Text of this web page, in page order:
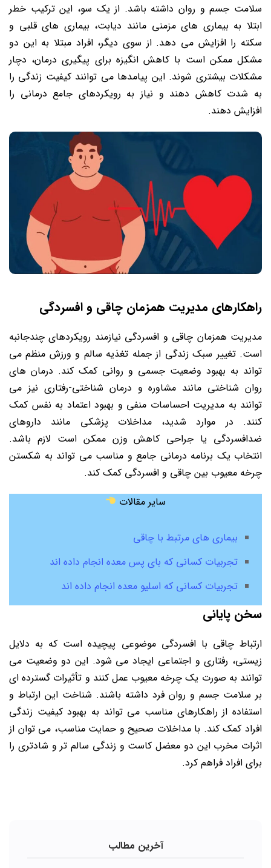
سلامت جسم و روان داشته باشد. از یک سو، این ترکیب خطر
ابتلا به بیماری های مزمنی مانند دیابت، بیماری های قلبی و
سکته را افزایش می دهد. از سوی دیگر، افراد مبتلا به این دو
مشکل ممکن است با کاهش انگیزه برای پیگیری درمان، دچار
مشکلات بیشتری شوند. این پیامدها می توانند کیفیت زندگی را
به شدت کاهش دهند و نیاز به رویکردهای جامع درمانی را
افزایش دهند.
راهکارهای مدیریت همزمان چاقی و افسردگی
مدیریت همزمان چاقی و افسردگی نیازمند رویکردهای چندجانبه
است. تغییر سبک زندگی از جمله تغذیه سالم و ورزش منظم می
تواند به بهبود وضعیت جسمی و روانی کمک کند. درمان های
روان شناختی مانند مشاوره و درمان شناختی-رفتاری نیز می
توانند به مدیریت احساسات منفی و بهبود اعتماد به نفس کمک
کنند. در موارد شدید، مداخلات پزشکی مانند داروهای
ضدافسردگی یا جراحی کاهش وزن ممکن است لازم باشد.
انتخاب یک برنامه درمانی جامع و مناسب می تواند به شکستن
چرخه معیوب بین چاقی و افسردگی کمک کند.
سایر مقالات
بیماری های مرتبط با چاقی
تجربیات کسانی که بای پس معده انجام داده اند
تجربیات کسانی که اسلیو معده انجام داده اند
سخن پایانی
ارتباط چاقی با افسردگی موضوعی پیچیده است که به دلایل
زیستی، رفتاری و اجتماعی ایجاد می شود. این دو وضعیت می
توانند به صورت یک چرخه معیوب عمل کنند و تأثیرات گسترده ای
بر سلامت جسم و روان فرد داشته باشند. شناخت این ارتباط و
استفاده از راهکارهای مناسب می تواند به بهبود کیفیت زندگی
افراد کمک کند. با مداخلات صحیح و حمایت مناسب، می توان از
اثرات مخرب این دو معضل کاست و زندگی سالم تر و شادتری را
برای افراد فراهم کرد.
آخرین مطالب